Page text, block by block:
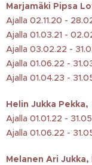
Marjamäki Pipsa
Ajalla 02.11.20 -
Ajalla 01.03.21 -
Ajalla 03.02.22 -
Ajalla 01.06.22 -
Ajalla 01.04.23 -
Helin Jukka
Ajalla 01.01.22 -
Ajalla 01.06.22 -
Melanen Ari